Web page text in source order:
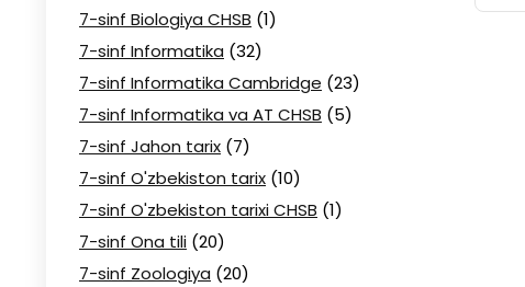
7-sinf Biologiya CHSB (1)
7-sinf Informatika (32)
7-sinf Informatika Cambridge (23)
7-sinf Informatika va AT CHSB (5)
7-sinf Jahon tarix (7)
7-sinf O'zbekiston tarix (10)
7-sinf O'zbekiston tarixi CHSB (1)
7-sinf Ona tili (20)
7-sinf Zoologiya (20)